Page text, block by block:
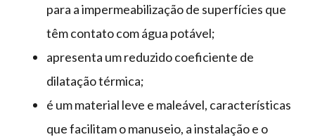
para a impermeabilização de superfícies que
têm contato com água potável;
apresenta um reduzido coeficiente de
dilatação térmica;
é um material leve e maleável, características
que facilitam o manuseio, a instalação e o